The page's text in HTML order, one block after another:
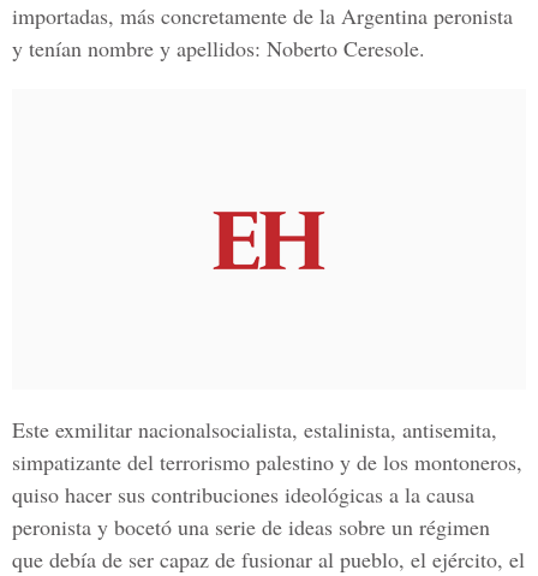
importadas, más concretamente de la Argentina peronista
y tenían nombre y apellidos: Noberto Ceresole.
Este exmilitar nacionalsocialista, estalinista, antisemita,
simpatizante del terrorismo palestino y de los montoneros,
quiso hacer sus contribuciones ideológicas a la causa
peronista y bocetó una serie de ideas sobre un régimen
que debía de ser capaz de fusionar al pueblo, el ejército, el